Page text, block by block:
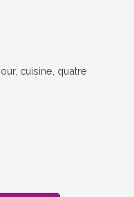
cuisine, quatre